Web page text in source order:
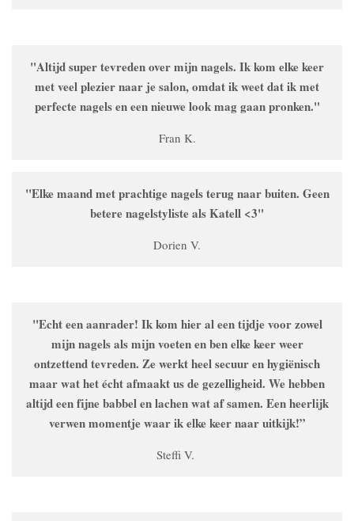
"Altijd super tevreden over mijn nagels. Ik kom elke keer
met veel plezier naar je salon, omdat ik weet dat ik met
perfecte nagels en een nieuwe look mag gaan pronken."
Fran K.
"Elke maand met prachtige nagels terug naar buiten. Geen
betere nagelstyliste als Katell <3"
Dorien V.
"Echt een aanrader! Ik kom hier al een tijdje voor zowel
mijn nagels als mijn voeten en ben elke keer weer
ontzettend tevreden. Ze werkt heel secuur en hygiënisch
maar wat het écht afmaakt us de gezelligheid. We hebben
altijd een fijne babbel en lachen wat af samen. Een heerlijk
verwen momentje waar ik elke keer naar uitkijk!”
Steffi V.